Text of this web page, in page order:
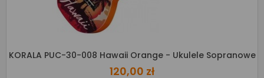
KORALA PUC-30-008 Hawaii Orange - Ukulele Sopranowe
120,00 zł